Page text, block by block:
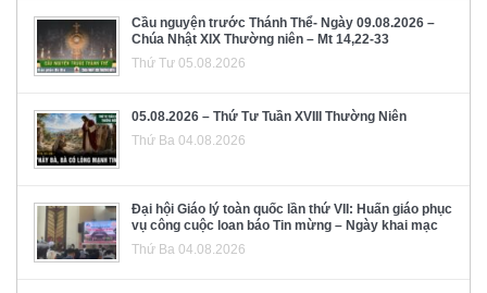
Cầu nguyện trước Thánh Thể- Ngày 09.08.2026 –
Chúa Nhật XIX Thường niên – Mt 14,22-33
Thứ Tư 05.08.2026
05.08.2026 – Thứ Tư Tuần XVIII Thường Niên
Thứ Ba 04.08.2026
Đại hội Giáo lý toàn quốc lần thứ VII: Huấn giáo phục
vụ công cuộc loan báo Tin mừng – Ngày khai mạc
Thứ Ba 04.08.2026